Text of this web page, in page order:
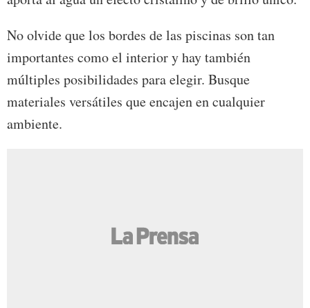
No olvide que los bordes de las piscinas son tan
importantes como el interior y hay también
múltiples posibilidades para elegir. Busque
materiales versátiles que encajen en cualquier
ambiente.